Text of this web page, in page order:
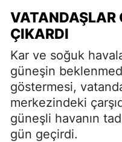
VATANDAŞLAR
ÇIKARDI
Kar ve soğuk
güneşin
göstermesi,
merkezindeki
güneşli havanın
gün geçirdi.